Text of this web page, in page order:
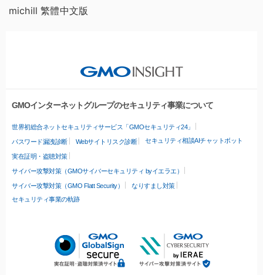
michill 繁體中文版
GMOインターネットグループのセキュリティ事業について
世界初総合ネットセキュリティサービス「GMOセキュリティ24」
パスワード漏洩診断 Webサイトリスク診断 セキュリティ相談AIチャットボット
実在証明・盗聴対策
サイバー攻撃対策（GMOサイバーセキュリティ byイエラエ）
サイバー攻撃対策（GMO Flatt Security）
なりすまし対策
セキュリティ事業の軌跡